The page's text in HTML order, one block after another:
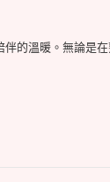
的溫暖。無論是